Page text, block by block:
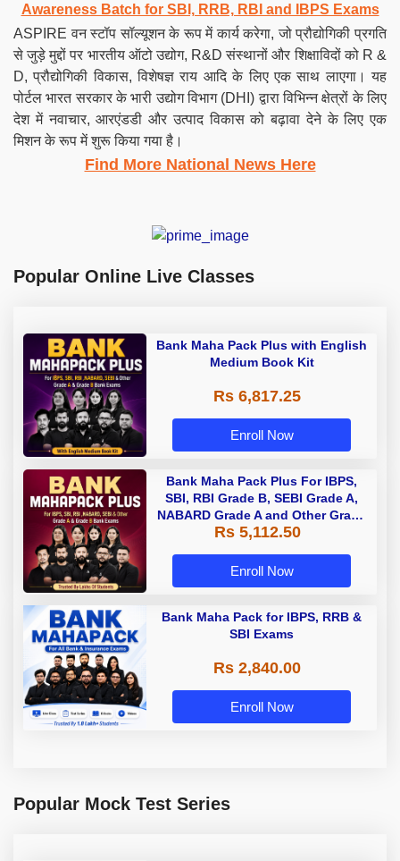
Awareness Batch for SBI, RRB, RBI and IBPS Exams
ASPIRE वन स्टॉप सॉल्यूशन के रूप में कार्य करेगा, जो प्रौद्योगिकी प्रगति
से जुड़े मुद्दों पर भारतीय ऑटो उद्योग, R&D संस्थानों और शिक्षाविदों को R &
D, प्रौद्योगिकी विकास, विशेषज्ञ राय आदि के लिए एक साथ लाएगा। यह
पोर्टल भारत सरकार के भारी उद्योग विभाग (DHI) द्वारा विभिन्न क्षेत्रों के लिए
देश में नवाचार, आरएंडडी और उत्पाद विकास को बढ़ावा देने के लिए एक
मिशन के रूप में शुरू किया गया है।
Find More National News Here
Popular Online Live Classes
Bank Maha Pack Plus with English
Medium Book Kit
Rs 6,817.25
Enroll Now
Bank Maha Pack Plus For IBPS,
SBI, RBI Grade B, SEBI Grade A,
NABARD Grade A and Other Grade
A & Grade B Bank Exams
Rs 5,112.50
Enroll Now
Bank Maha Pack for IBPS, RRB &
SBI Exams
Rs 2,840.00
Enroll Now
Popular Mock Test Series